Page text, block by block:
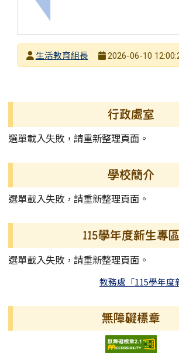
上一筆：函轉社團法人台灣少年
發布者生活教育組長
2026-06-10
行政處室
選單載入失敗，請重新整理頁面。
學校簡介
選單載入失敗，請重新整理頁面。
115學年度新生專區
選單載入失敗，請重新整理頁面。
教務處「115學年度
無障礙標章